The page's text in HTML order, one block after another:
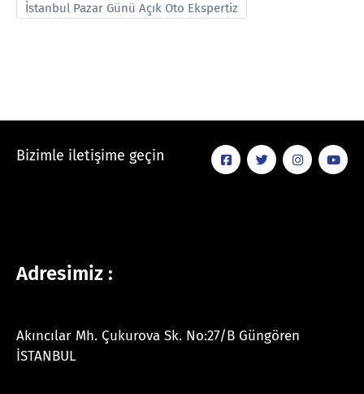
İstanbul Pazar Günü Açık Oto Ekspertiz
Bizimle iletişime geçin
Adresimiz :
Akıncılar Mh. Çukurova Sk. No:27/B Güngören
İSTANBUL